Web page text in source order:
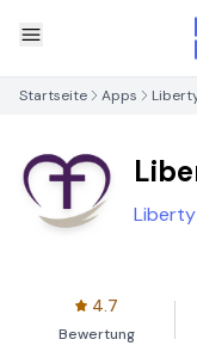
Startseite Apps
4.7
Bewertung